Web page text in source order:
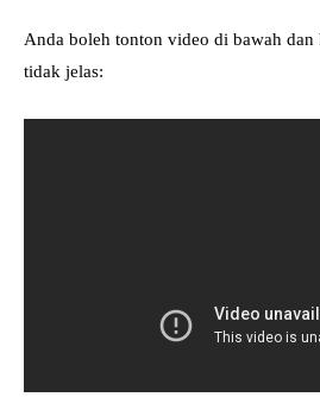
Anda boleh tonton video di bawah
tidak jelas: